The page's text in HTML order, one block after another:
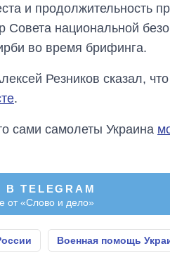
и продолжительность
Совета национальной
во время брифинга.
Резников сказал,
.
сами самолеты Украина
TELEGRAM
от «Слово и дело»
Военная помощь